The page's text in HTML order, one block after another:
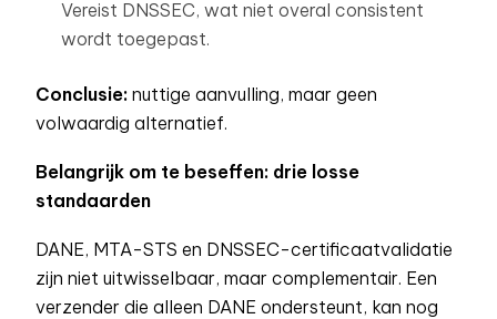
Vereist DNSSEC, wat niet overal consistent
wordt toegepast.
Conclusie: nuttige aanvulling, maar geen
volwaardig alternatief.
Belangrijk om te beseffen: drie losse
standaarden
DANE, MTA-STS en DNSSEC-certificaatvalidatie
zijn niet uitwisselbaar, maar complementair. Een
verzender die alleen DANE ondersteunt, kan nog